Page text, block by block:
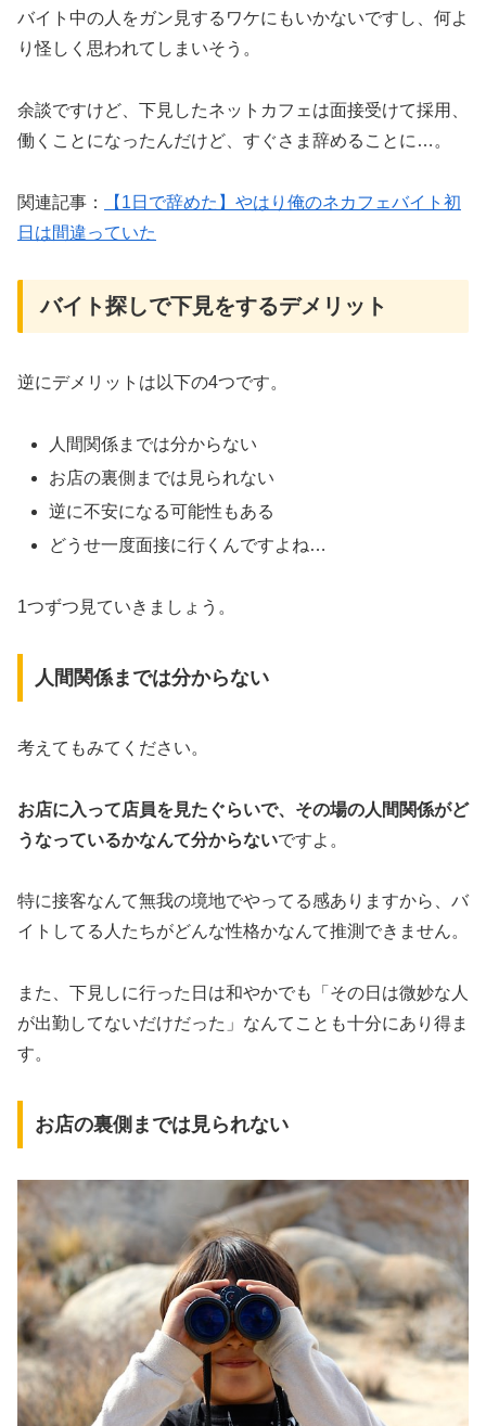
バイト中の人をガン見するワケにもいかないですし、何よ
り怪しく思われてしまいそう。
余談ですけど、下見したネットカフェは面接受けて採用、
働くことになったんだけど、すぐさま辞めることに…。
関連記事：
【1日で辞めた】やはり俺のネカフェバイト初
日は間違っていた
バイト探しで下見をするデメリット
逆にデメリットは以下の4つです。
人間関係までは分からない
お店の裏側までは見られない
逆に不安になる可能性もある
どうせ一度面接に行くんですよね…
1つずつ見ていきましょう。
人間関係までは分からない
考えてもみてください。
お店に入って店員を見たぐらいで、その場の人間関係がど
うなっているかなんて分からないですよ。
特に接客なんて無我の境地でやってる感ありますから、バ
イトしてる人たちがどんな性格かなんて推測できません。
また、下見しに行った日は和やかでも「その日は微妙な人
が出勤してないだけだった」なんてことも十分にあり得ま
す。
お店の裏側までは見られない